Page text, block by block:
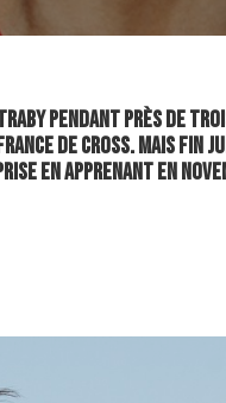
pendant près de
de cross. Mais fin
en apprenant en